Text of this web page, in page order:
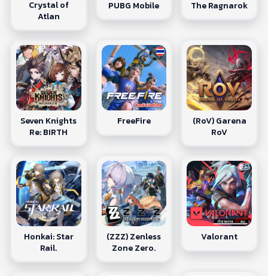
Crystal of
Atlan
PUBG Mobile The Ragnarok
Seven Knights
Re: BIRTH
FreeFire
(RoV) Garena
RoV
Honkai: Star
Rail.
(ZZZ) Zenless
Zone Zero.
Valorant